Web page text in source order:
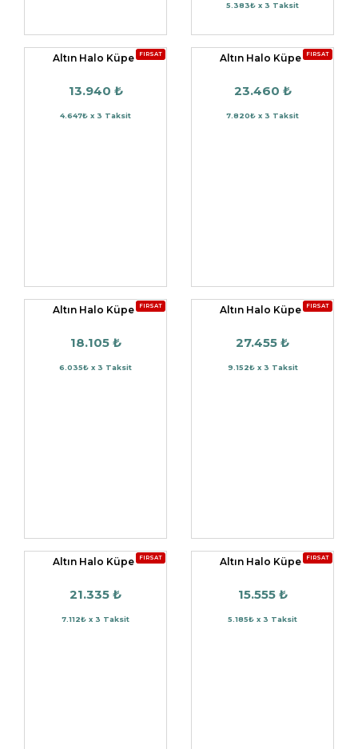
5.383₺ x 3 Taksit
FIRSAT
Altın Halo Küpe
13.940 ₺
4.647₺ x 3 Taksit
FIRSAT
Altın Halo Küpe
23.460 ₺
7.820₺ x 3 Taksit
FIRSAT
Altın Halo Küpe
18.105 ₺
6.035₺ x 3 Taksit
FIRSAT
Altın Halo Küpe
27.455 ₺
9.152₺ x 3 Taksit
FIRSAT
Altın Halo Küpe
21.335 ₺
7.112₺ x 3 Taksit
FIRSAT
Altın Halo Küpe
15.555 ₺
5.185₺ x 3 Taksit